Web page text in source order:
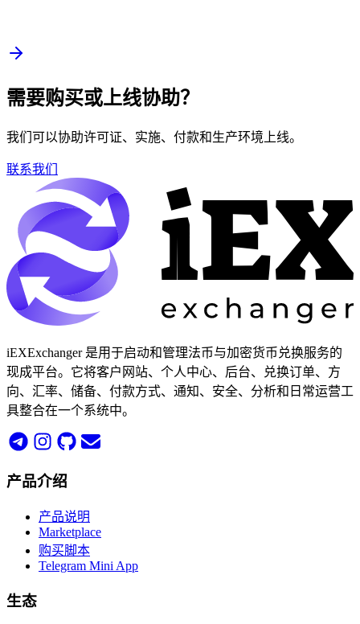
需要购买或上线协助？
我们可以协助许可证、实施、付款和生产环境上线。
联系我们
iEXExchanger 是用于启动和管理法币与加密货币兑换服务的
现成平台。它将客户网站、个人中心、后台、兑换订单、方
向、汇率、储备、付款方式、通知、安全、分析和日常运营工
具整合在一个系统中。
产品介绍
产品说明
Marketplace
购买脚本
Telegram Mini App
生态